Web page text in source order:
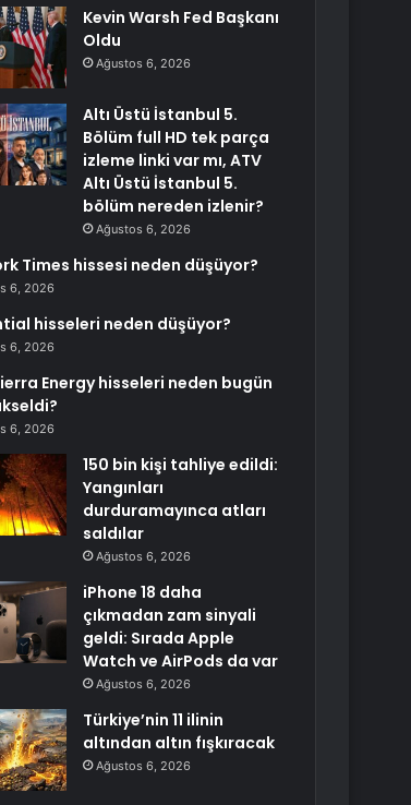
Kevin Warsh Fed Başkanı
Oldu
Ağustos 6, 2026
Altı Üstü İstanbul 5.
Bölüm full HD tek parça
izleme linki var mı, ATV
Altı Üstü İstanbul 5.
bölüm nereden izlenir?
Ağustos 6, 2026
Times hissesi neden düşüyor?
6, 2026
hisseleri neden düşüyor?
6, 2026
Energy hisseleri neden bugün
6, 2026
150 bin kişi tahliye edildi:
Yangınları
durduramayınca atları
saldılar
Ağustos 6, 2026
iPhone 18 daha
çıkmadan zam sinyali
geldi: Sırada Apple
Watch ve AirPods da var
Ağustos 6, 2026
Türkiye’nin 11 ilinin
altından altın fışkıracak
Ağustos 6, 2026